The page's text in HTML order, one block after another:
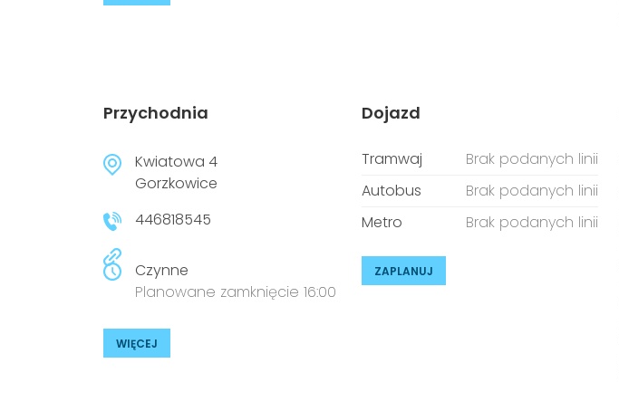
Przychodnia
Kwiatowa 4
Gorzkowice
446818545
Czynne
Planowane zamknięcie 16:00
WIĘCEJ
Dojazd
Tramwaj
Brak podanych linii
Autobus
Brak podanych linii
Metro
Brak podanych linii
ZAPLANUJ